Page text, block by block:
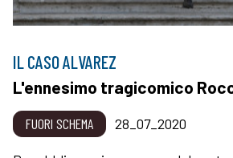
IL CASO ALVAREZ
L'ennesimo tragicomico
FUORI SCHEMA 28_07_2020